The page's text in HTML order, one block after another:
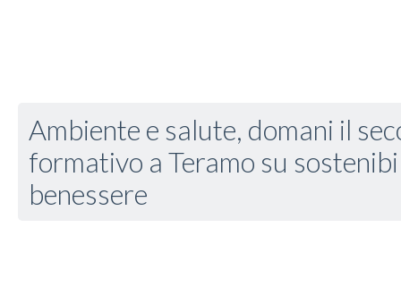
Ambiente e salute, domani il
formativo a Teramo su
benessere